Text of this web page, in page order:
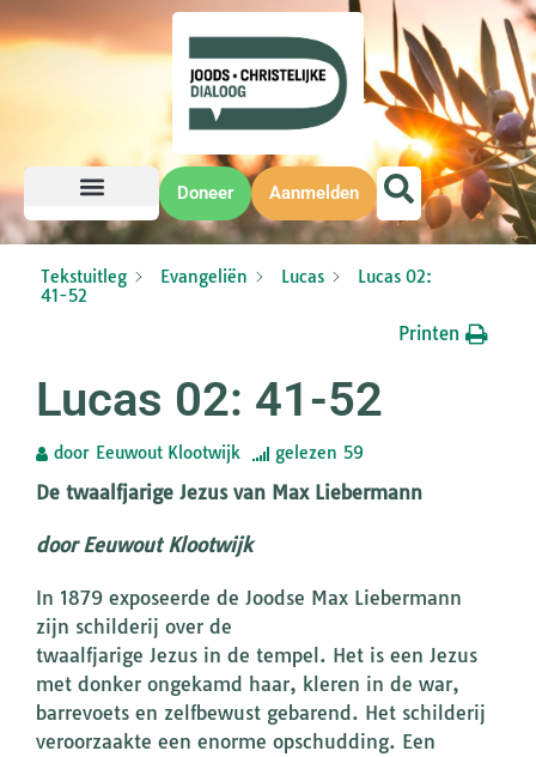
Doneer Aanmelden
Tekstuitleg Evangeliën Lucas
Lucas 02:
41-52
Printen
Lucas 02: 41-52
door Eeuwout Klootwijk gelezen 59
De twaalfjarige Jezus van Max Liebermann
door Eeuwout Klootwijk
In 1879 exposeerde de Joodse Max Liebermann
zijn schilderij over de
twaalfjarige Jezus in de tempel. Het is een Jezus
met donker ongekamd haar, kleren in de war,
barrevoets en zelfbewust gebarend. Het schilderij
veroorzaakte een enorme opschudding. Een